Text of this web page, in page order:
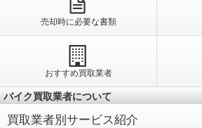
売却時に必要な書類
おすすめ買取業者
バイク買取業者について
買取業者別サービス紹介